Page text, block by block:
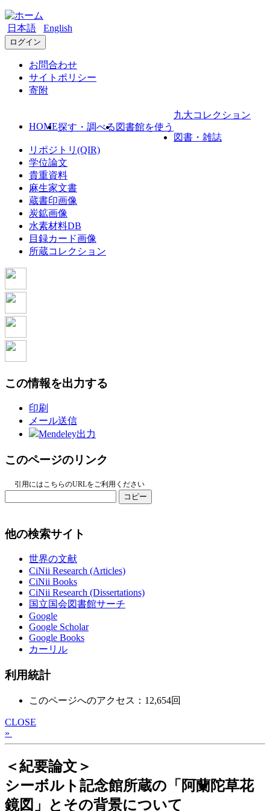
日本語 English
ログイン
お問合わせ
サイトポリシー
寄附
HOME探す・調べる 図書館を使う
九大コレクション
図書・雑誌
リポジトリ(QIR)
学位論文
貴重資料
麻生家文書
蔵書印画像
炭鉱画像
水素材料DB
目録カード画像
所蔵コレクション
この情報を出力する
印刷
メール送信
Mendeley出力
このページのリンク
引用にはこちらのURLをご利用ください
コピー
他の検索サイト
世界の文献
CiNii Research (Articles)
CiNii Books
CiNii Research (Dissertations)
国立国会図書館サーチ
Google
Google Scholar
Google Books
カーリル
利用統計
このページへのアクセス：12,654回
CLOSE
»
＜紀要論文＞
シーボルト記念館所蔵の「阿蘭陀草花
鏡図」とその背景について